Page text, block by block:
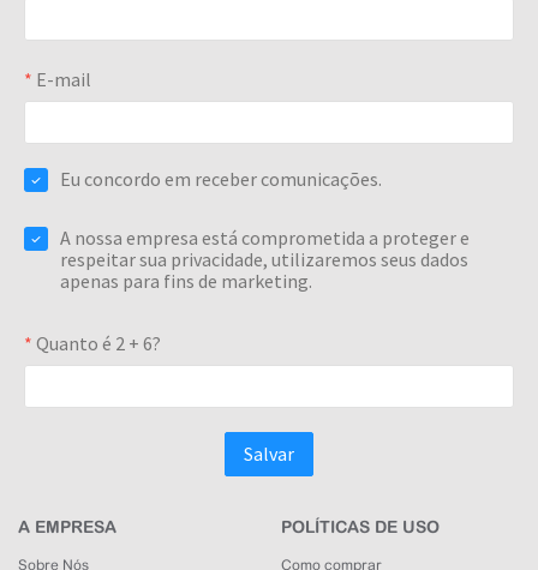
A EMPRESA
Sobre Nós
POLÍTICAS DE USO
Como comprar